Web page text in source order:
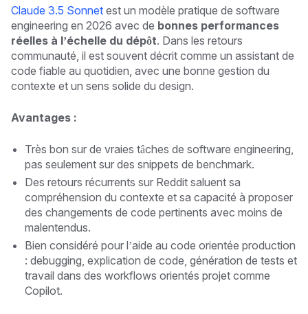
Claude 3.5 Sonnet est un modèle pratique de software
engineering en 2026 avec de bonnes performances
réelles à l’échelle du dépôt. Dans les retours
communauté, il est souvent décrit comme un assistant de
code fiable au quotidien, avec une bonne gestion du
contexte et un sens solide du design.
Avantages :
Très bon sur de vraies tâches de software engineering,
pas seulement sur des snippets de benchmark.
Des retours récurrents sur Reddit saluent sa
compréhension du contexte et sa capacité à proposer
des changements de code pertinents avec moins de
malentendus.
Bien considéré pour l’aide au code orientée production
: debugging, explication de code, génération de tests et
travail dans des workflows orientés projet comme
Copilot.